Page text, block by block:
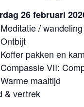
26 februari
/
pakken en
VII:
maaltijd
& vertrek